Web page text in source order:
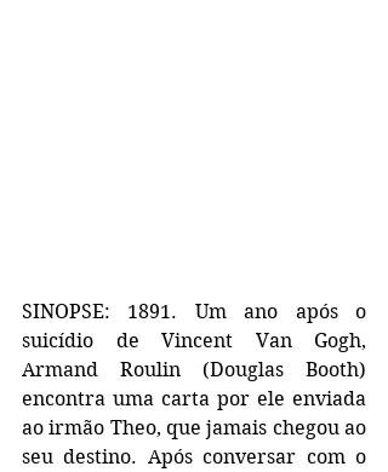
SINOPSE: 1891. Um ano após o
suicídio de Vincent Van Gogh,
Armand Roulin (Douglas Booth)
encontra uma carta por ele enviada
ao irmão Theo, que jamais chegou ao
seu destino. Após conversar com o